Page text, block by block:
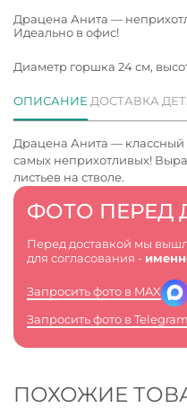
Драцена Анита —
Идеально в офис!
Диаметр горшка 24 см,
ФОТО ПЕРЕД
Перед доставкой мы
для согласования -
Запросить фото в MAX
Запросить фото в
ОПИСАНИЕ ДОСТАВКА
Драцена Анита —
самых неприхотливых!
листьев на стволе.
ПОХОЖИЕ